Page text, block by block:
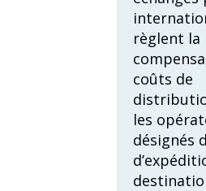
règlent la
coûts de
les
désignés